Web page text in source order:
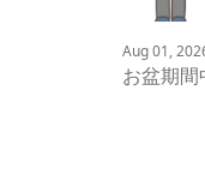
Aug 01,
お盆期